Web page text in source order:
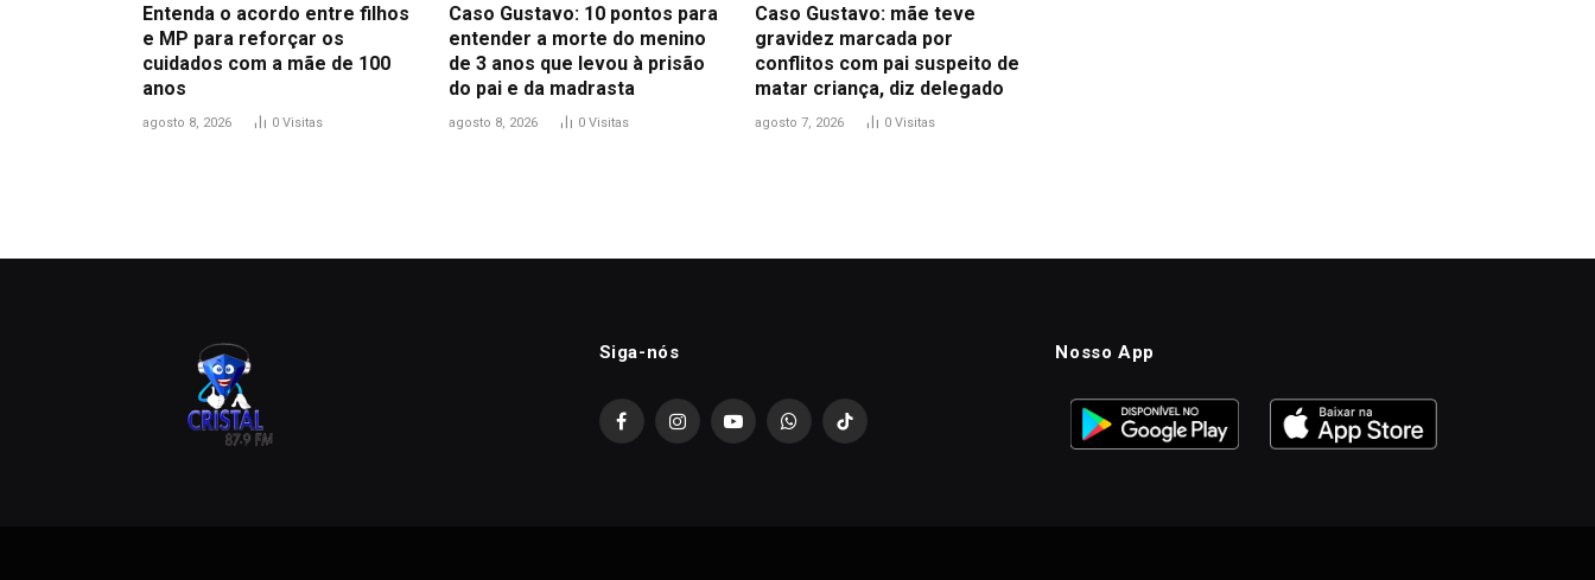
Entenda o acordo entre filhos
e MP para reforçar os
cuidados com a mãe de 100
anos
agosto 8, 2026 0 Visitas
Caso Gustavo: 10 pontos para
entender a morte do menino
de 3 anos que levou à prisão
do pai e da madrasta
agosto 8, 2026 0 Visitas
Caso Gustavo: mãe teve
gravidez marcada por
conflitos com pai suspeito de
matar criança, diz delegado
agosto 7, 2026 0 Visitas
Siga-nós
FacebookInstagramYouTubeWhatsAppTikTok
Nosso App